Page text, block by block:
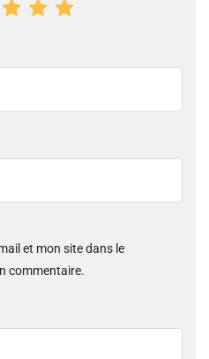
et mon site dans le
commentaire.